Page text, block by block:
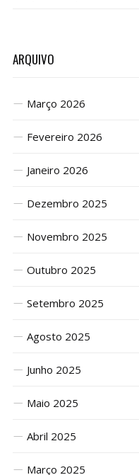
ARQUIVO
Março 2026
Fevereiro 2026
Janeiro 2026
Dezembro 2025
Novembro 2025
Outubro 2025
Setembro 2025
Agosto 2025
Junho 2025
Maio 2025
Abril 2025
Março 2025